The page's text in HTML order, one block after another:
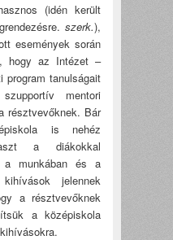
(idén került
szerk.),
események során
hogy az Intézet –
program tanulságait
mentori
résztvevőknek. Bár
is nehéz
a diákokkal
munkában és a
jelennek
a résztvevőknek
a középiskola